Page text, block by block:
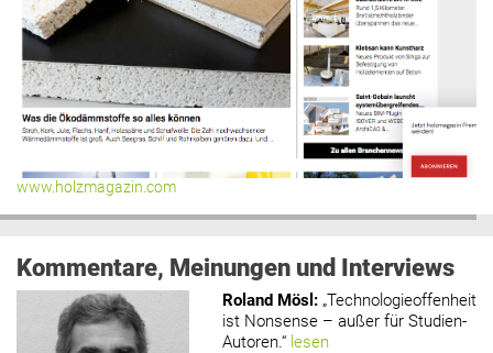
www.holzmagazin.com
Kommentare, Meinungen und Interviews
Roland Mösl : „Technologieoffenheit
ist Nonsense – außer für Studien-
Autoren.“ lesen